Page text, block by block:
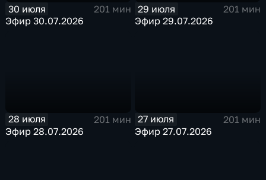
30 июля
201 мин
Эфир 30.07.2026
29 июля
201 мин
Эфир 29.07.2026
28 июля
201 мин
Эфир 28.07.2026
27 июля
201 мин
Эфир 27.07.2026